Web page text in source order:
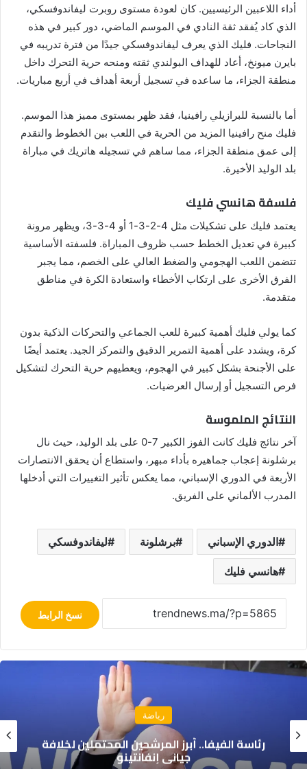
أداء اللاعبين الرئيسيين. كان لعودة مستوى روبرت ليفاندوفسكي،
الذي كاد يُفقد ثقة النادي في الموسم الماضي، دور كبير في هذه
النجاحات. فليك الذي يعرف ليفاندوفسكي جيدًا من فترة تدريبه في
بايرن ميونخ، أعاد للهداف البولندي ثقته ومنحه حرية التحرك داخل
منطقة الجزاء، ما ساعده في تسجيل أربعة أهداف في أربع مباريات.
أما بالنسبة للبرازيلي رافينيا، فقد ظهر بمستوى مميز هذا الموسم.
فليك منح رافينيا المزيد من الحرية في اللعب بين الخطوط والتقدم
إلى عمق منطقة الجزاء، مما ساهم في تسجيله هاتريك في مباراة
بلد الوليد الأخيرة.
فلسفة هانسي فليك
يعتمد فليك على تشكيلات مثل 4-2-3-1 أو 4-3-3، ويظهر مرونة
كبيرة في تعديل الخطط حسب ظروف المباراة. فلسفته الأساسية
تتضمن اللعب الهجومي والضغط العالي على الخصم، مما يجبر
الفرق الأخرى على ارتكاب الأخطاء واستعادة الكرة في مناطق
متقدمة.
كما يولي فليك أهمية كبيرة للعب الجماعي والتحركات الذكية بدون
كرة، ويشدد على أهمية التمرير الدقيق والتمركز الجيد. يعتمد أيضًا
على الأجنحة بشكل كبير في الهجوم، ويعطيهم حرية التحرك لتشكيل
فرص التسجيل أو إرسال العرضيات.
النتائج الملموسة
آخر نتائج فليك كانت الفوز الكبير 7-0 على بلد الوليد، حيث نال
برشلونة إعجاب جماهيره بأداء مبهر، واستطاع أن يحقق الانتصارات
الأربعة في الدوري الإسباني، مما يعكس تأثير التغييرات التي أدخلها
المدرب الألماني على الفريق.
الدوري الإسباني برشلونة ليفاندوفسكي
هانسي فليك
نسخ الرابط
رياضة
الكاف يحدد موعد قرعة دوري أبطال إفريقيا
وكأس الكونفدرالية